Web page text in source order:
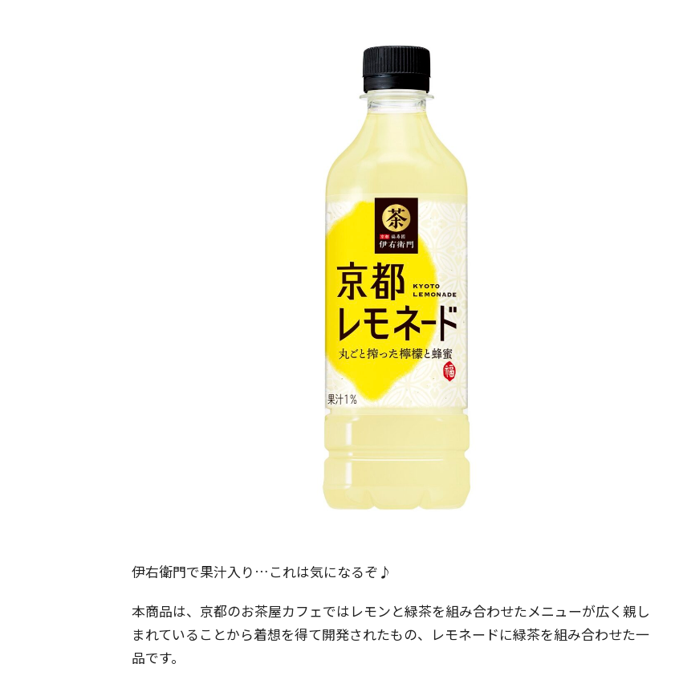
伊右衛門で果汁入り…これは気になるぞ♪
本商品は、京都のお茶屋カフェではレモンと緑茶を組み合わせたメニューが広く親し
まれていることから着想を得て開発されたもの、レモネードに緑茶を組み合わせた一
品です。